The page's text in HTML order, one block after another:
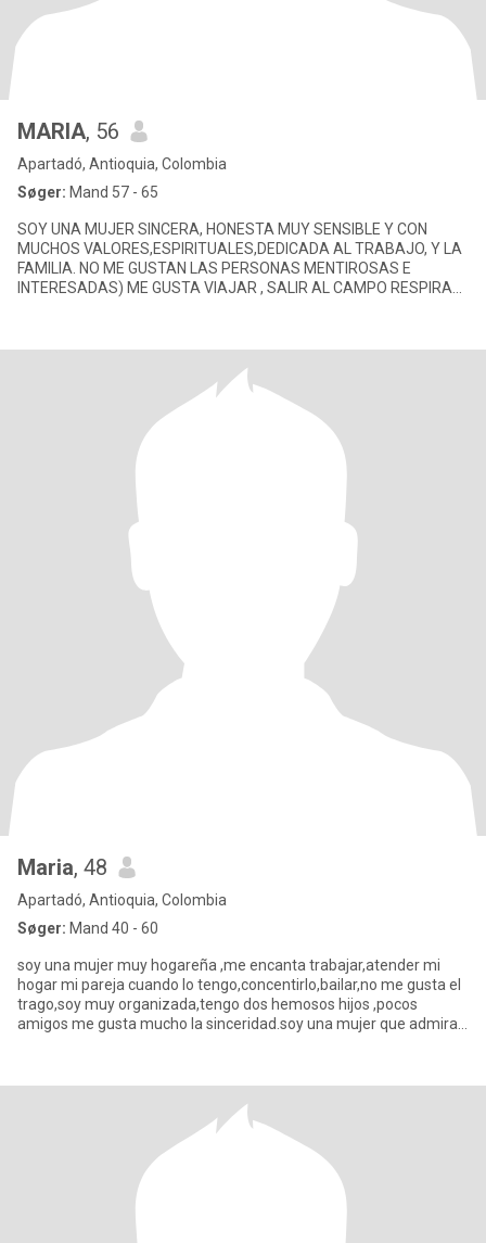
MARIA, 56
Apartadó, Antioquia, Colombia
Søger: Mand 57 - 65
SOY UNA MUJER SINCERA, HONESTA MUY SENSIBLE Y CON
MUCHOS VALORES,ESPIRITUALES,DEDICADA AL TRABAJO, Y LA
FAMILIA. NO ME GUSTAN LAS PERSONAS MENTIROSAS E
INTERESADAS) ME GUSTA VIAJAR , SALIR AL CAMPO RESPIRAR
Maria, 48
Apartadó, Antioquia, Colombia
Søger: Mand 40 - 60
soy una mujer muy hogareña ,me encanta trabajar,atender mi
hogar mi pareja cuando lo tengo,concentirlo,bailar,no me gusta el
trago,soy muy organizada,tengo dos hemosos hijos ,pocos
amigos me gusta mucho la sinceridad.soy una mujer que admira